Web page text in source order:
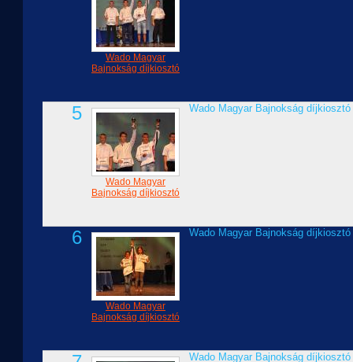
Wado Magyar
Bajnokság díjkiosztó
5
Wado Magyar
Bajnokság díjkiosztó
Wado Magyar Bajnokság díjkiosztó
6
Wado Magyar
Bajnokság díjkiosztó
Wado Magyar Bajnokság díjkiosztó
Wado Magyar Bajnokság díjkiosztó